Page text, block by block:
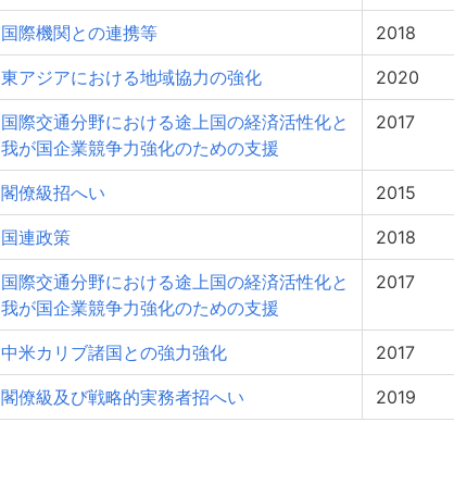
国際機関との連携等 2018
東アジアにおける地域協力の強化 2020
国際交通分野における途上国の経済活性化と
我が国企業競争力強化のための支援
2017
閣僚級招へい 2015
国連政策 2018
国際交通分野における途上国の経済活性化と
我が国企業競争力強化のための支援
2017
中米カリブ諸国との強力強化 2017
閣僚級及び戦略的実務者招へい 2019